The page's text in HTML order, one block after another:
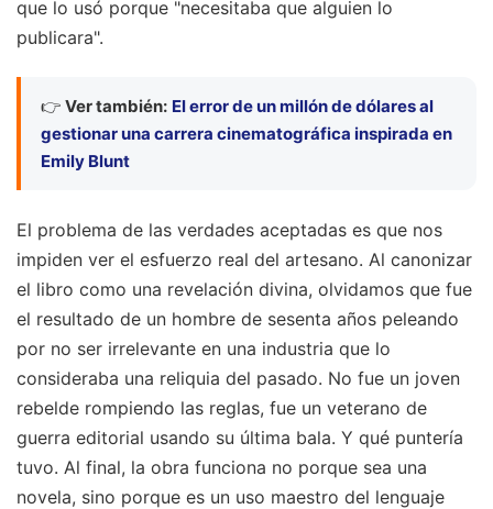
que lo usó porque "necesitaba que alguien lo
publicara".
👉 Ver también: El error de un millón de dólares al
gestionar una carrera cinematográfica inspirada en
Emily Blunt
El problema de las verdades aceptadas es que nos
impiden ver el esfuerzo real del artesano. Al canonizar
el libro como una revelación divina, olvidamos que fue
el resultado de un hombre de sesenta años peleando
por no ser irrelevante en una industria que lo
consideraba una reliquia del pasado. No fue un joven
rebelde rompiendo las reglas, fue un veterano de
guerra editorial usando su última bala. Y qué puntería
tuvo. Al final, la obra funciona no porque sea una
novela, sino porque es un uso maestro del lenguaje